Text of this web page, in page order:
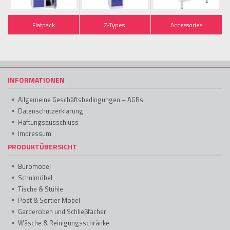
Flatpack Z-Types Accessories
INFORMATIONEN
Allgemeine Geschäftsbedingungen – AGBs
Datenschutzerklärung
Haftungsausschluss
Impressum
PRODUKTÜBERSICHT
Büromöbel
Schulmöbel
Tische & Stühle
Post & Sortier Möbel
Garderoben und Schlieβfächer
Wäsche & Reinigungsschränke